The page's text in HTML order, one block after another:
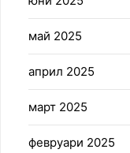
май 2025
април 2025
март 2025
февруари 2025